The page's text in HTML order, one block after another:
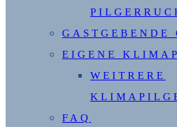
GASTGEBENDE
EIGENE
WEITRERE
FAQ